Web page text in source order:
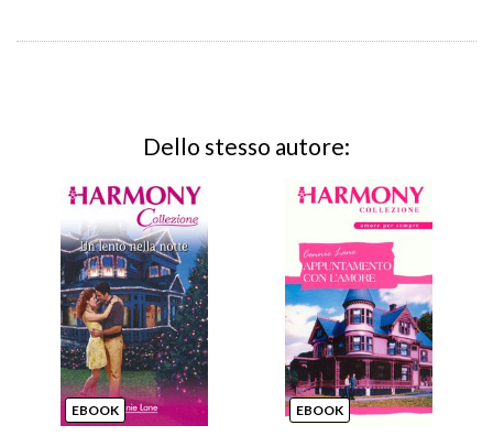
Dello stesso autore:
EBOOK EBOOK